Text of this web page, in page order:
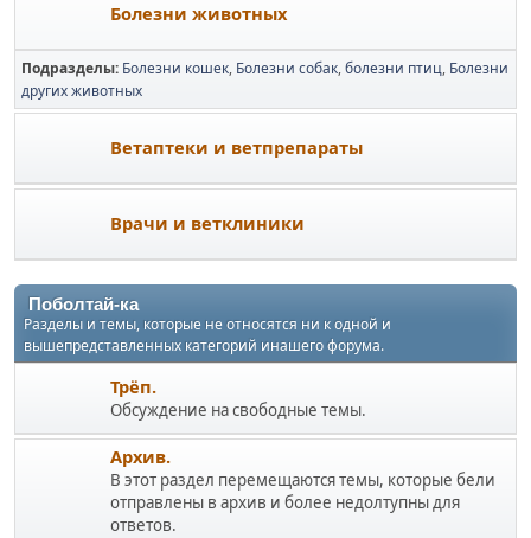
Болезни животных
Подразделы Болезни кошек Болезни собак болезни птиц Болезни
других животных
Ветаптеки и ветпрепараты
Врачи и ветклиники
Поболтай-ка
Разделы и темы, которые не относятся ни к одной и
вышепредставленных категорий инашего форума.
Трёп.
Обсуждение на свободные темы.
Архив.
В этот раздел перемещаются темы, которые бели
отправлены в архив и более недолтупны для
ответов.